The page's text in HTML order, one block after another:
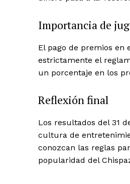
Importancia de
El pago de premios en
estrictamente el
un porcentaje en los
Reflexión final
Los resultados del 31
cultura de
conozcan las reglas
popularidad del